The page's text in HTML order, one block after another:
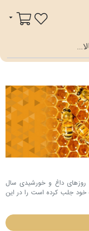
سبد خرید
روزهای داغ و خورشیدی سال
خود جلب کرده است را در این